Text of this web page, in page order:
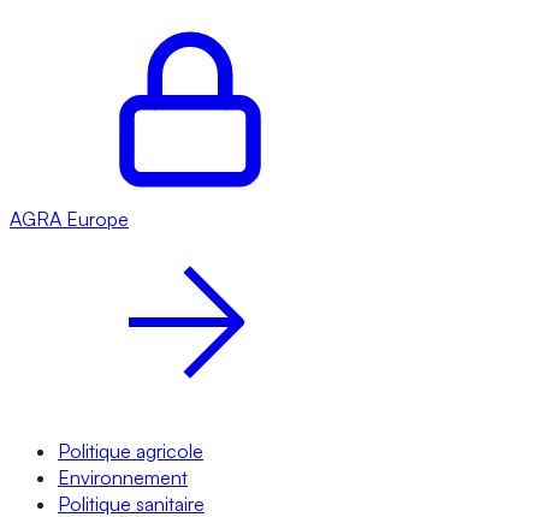
AGRA Europe
Politique agricole
Environnement
Politique sanitaire